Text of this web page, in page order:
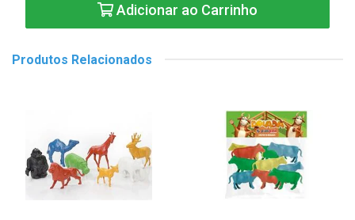
Adicionar ao Carrinho
Produtos Relacionados